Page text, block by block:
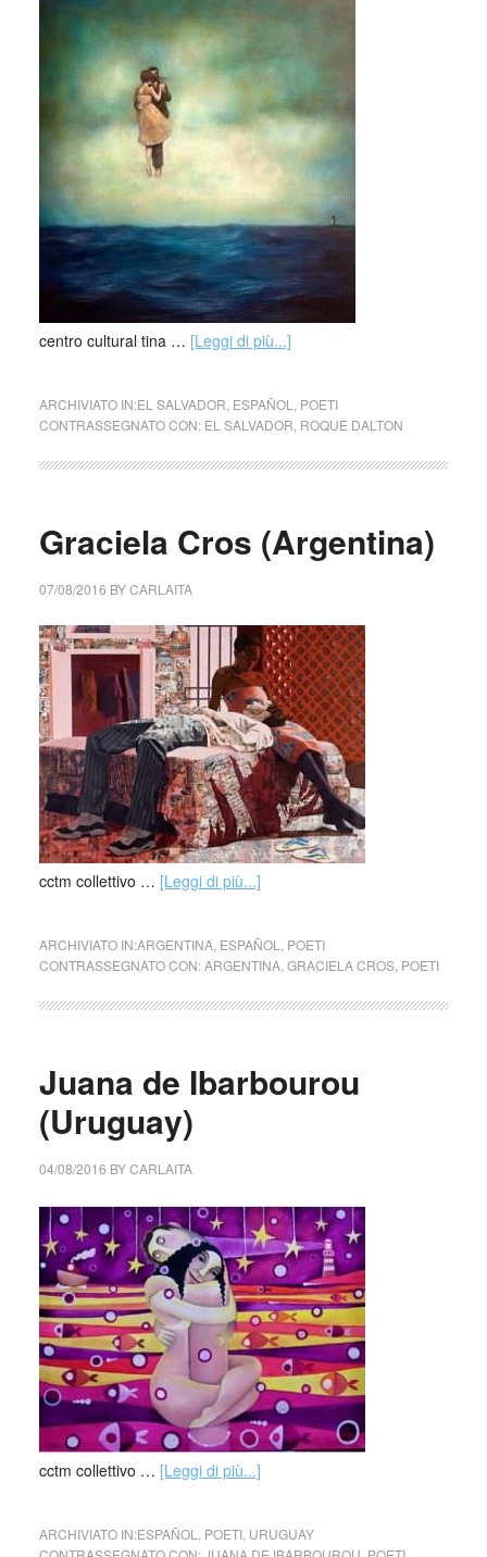
centro cultural tina … [Leggi di più...]
ARCHIVIATO IN:EL SALVADOR ESPAÑOL
POETI
CONTRASSEGNATO CON: EL SALVADOR ROQUE DALTON
Graciela Cros (Argentina)
07/08/2016 BYCARLAITA
cctm collettivo … [Leggi di più...]
ARCHIVIATO IN:ARGENTINA, ESPAÑOL
POETI
CONTRASSEGNATO CON:ARGENTINA, GRACIELA CROS, POETI
Juana de Ibarbourou
(Uruguay)
04/08/2016 BYCARLAITA
cctm collettivo … [Leggi di più...]
ARCHIVIATO IN:ESPAÑOL POETI, URUGUAY